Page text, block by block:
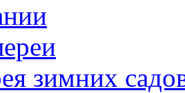
зимних